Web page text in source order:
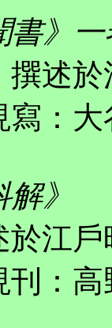
書》一
述於
寫：
》
江戶
刊：